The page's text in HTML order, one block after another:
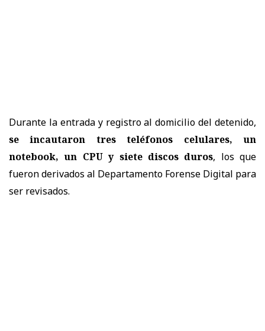
Durante la entrada y registro al domicilio del detenido,
se incautaron tres teléfonos celulares, un
notebook, un CPU y siete discos duros, los que
fueron derivados al Departamento Forense Digital para
ser revisados.